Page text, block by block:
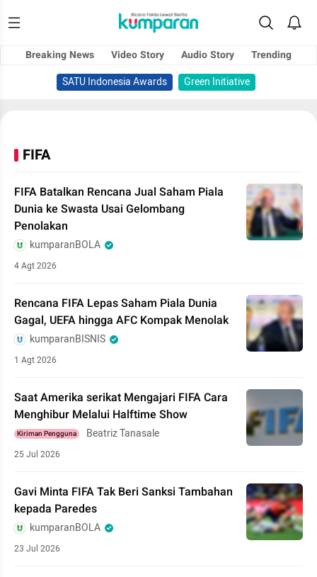
Breaking News Video Story Audio Story
Trending
SATU Indonesia Awards
Green Initiative
FIFA
FIFA Batalkan Rencana Jual Saham Piala
Dunia ke Swasta Usai Gelombang
Penolakan
kumparanBOLA
4 Agt 2026
Rencana FIFA Lepas Saham Piala Dunia
Gagal, UEFA hingga AFC Kompak Menolak
kumparanBISNIS
1 Agt 2026
Saat Amerika serikat Mengajari FIFA Cara
Menghibur Melalui Halftime Show
Kiriman Pengguna Beatriz Tanasale
25 Jul 2026
Gavi Minta FIFA Tak Beri Sanksi Tambahan
kepada Paredes
kumparanBOLA
23 Jul 2026